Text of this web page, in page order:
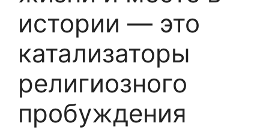
истории — это
катализаторы
религиозного
пробуждения